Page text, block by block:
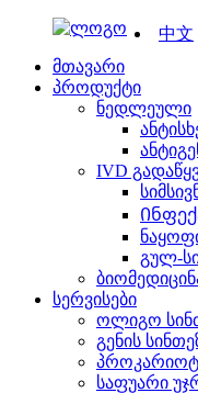
მთავარი
პროდუქტი
ნედლეული
IVD
გულ-
სერვისები
ოლიგო
გენის
საფუარი
中文